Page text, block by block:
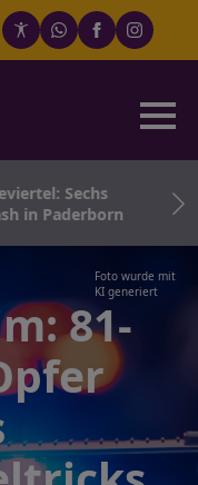
Sechs
in Paderborn
Foto wurde mit
KI generiert
81-